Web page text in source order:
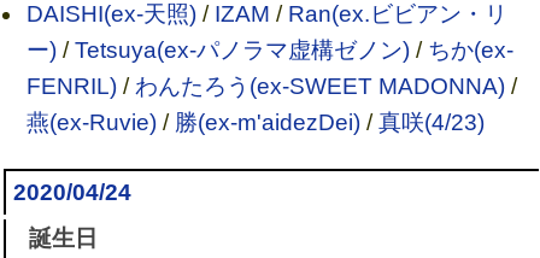
DAISHI(ex-天照)/ IZAM / Ran(ex.ビビアン・リ
ー)/Tetsuya(ex-パノラマ虚構ゼノン)/ ちか(ex-
FENRIL)/わんたろう(ex-SWEET MADONNA)/
燕(ex-Ruvie)/ 勝(ex-m'aidezDei)/真咲(4/23)
2020/04/24
誕生日